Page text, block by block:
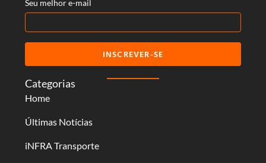
Categorias
Home
Últimas Notícias
iNFRA Transporte
Seu melhor e-mail
INSCREVER-SE